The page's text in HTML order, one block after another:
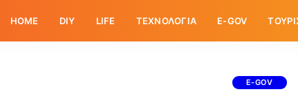
HOME DIY LIFE ΤΕΧΝΟΛΟΓΙΑ E-GOV
E-GOV